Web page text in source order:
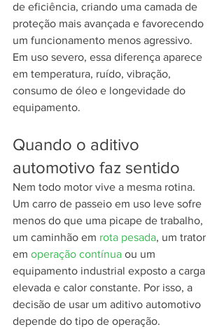
de eficiência, criando uma camada de
proteção mais avançada e favorecendo
um funcionamento menos agressivo.
Em uso severo, essa diferença aparece
em temperatura, ruído, vibração,
consumo de óleo e longevidade do
equipamento.
Quando o aditivo
automotivo faz sentido
Nem todo motor vive a mesma rotina.
Um carro de passeio em uso leve sofre
menos do que uma picape de trabalho,
um caminhão em rota pesada, um trator
em operação contínua ou um
equipamento industrial exposto a carga
elevada e calor constante. Por isso, a
decisão de usar um aditivo automotivo
depende do tipo de operação.